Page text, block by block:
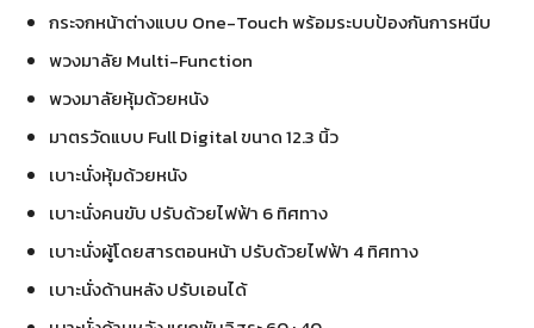
กระจกหน้าต่างแบบ One-Touch พร้อมระบบป้องกันการหนีบ
พวงมาลัย Multi-Function
พวงมาลัยหุ้มด้วยหนัง
มาตรวัดแบบ Full Digital ขนาด 12.3 นิ้ว
เบาะนั่งหุ้มด้วยหนัง
เบาะนั่งคนขับ ปรับด้วยไฟฟ้า 6 ทิศทาง
เบาะนั่งผู้โดยสารตอนหน้า ปรับด้วยไฟฟ้า 4 ทิศทาง
เบาะนั่งด้านหลัง ปรับเอนได้